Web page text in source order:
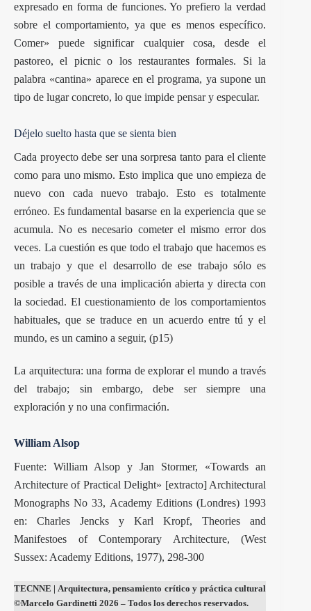
expresado en forma de funciones. Yo prefiero la verdad
sobre el comportamiento, ya que es menos específico.
Comer» puede significar cualquier cosa, desde el
pastoreo, el picnic o los restaurantes formales. Si la
palabra «cantina» aparece en el programa, ya supone un
tipo de lugar concreto, lo que impide pensar y especular.
Déjelo suelto hasta que se sienta bien
Cada proyecto debe ser una sorpresa tanto para el cliente
como para uno mismo. Esto implica que uno empieza de
nuevo con cada nuevo trabajo. Esto es totalmente
erróneo. Es fundamental basarse en la experiencia que se
acumula. No es necesario cometer el mismo error dos
veces. La cuestión es que todo el trabajo que hacemos es
un trabajo y que el desarrollo de ese trabajo sólo es
posible a través de una implicación abierta y directa con
la sociedad. El cuestionamiento de los comportamientos
habituales, que se traduce en un acuerdo entre tú y el
mundo, es un camino a seguir, (p15)
La arquitectura: una forma de explorar el mundo a través
del trabajo; sin embargo, debe ser siempre una
exploración y no una confirmación.
William Alsop
Fuente: William Alsop y Jan Stormer, «Towards an
Architecture of Practical Delight» [extracto] Architectural
Monographs No 33, Academy Editions (Londres) 1993
en: Charles Jencks y Karl Kropf, Theories and
Manifestoes of Contemporary Architecture, (West
Sussex: Academy Editions, 1977), 298-300
TECNNE | Arquitectura, pensamiento crítico y práctica cultural
©Marcelo Gardinetti 2026 – Todos los derechos reservados.